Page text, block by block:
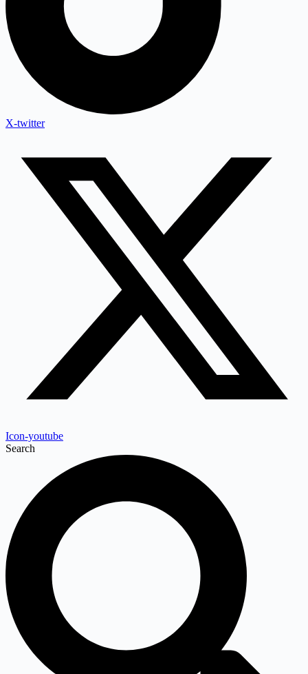
X-twitter
Icon-youtube
Search